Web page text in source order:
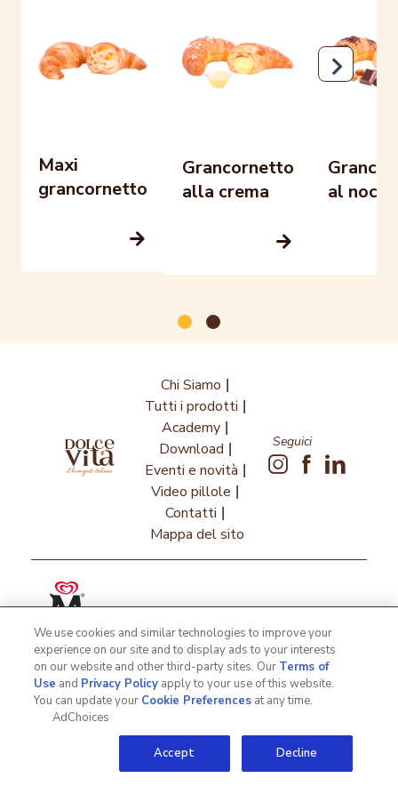
Maxi
grancornetto
Grancornetto
alla crema
al
Chi Siamo
Tutti i prodotti
Academy
Download
Eventi e novità
Video pillole
Contatti
Mappa del sito
Seguici
Termini e condizioni PRIVACY NOTICE COOKIE NOTICE
We use cookies and similar technologies to improve your
experience on our site and to display ads to your interests
on our website and other third-party sites. Our Terms of
Use and Privacy Policy apply to your use of this website.
You can update your Cookie Preferences at any time.
AdChoices
Decline
Accept